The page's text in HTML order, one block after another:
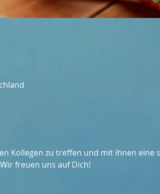
Kollegen zu treffen und mit ihnen eine
freuen uns auf Dich!